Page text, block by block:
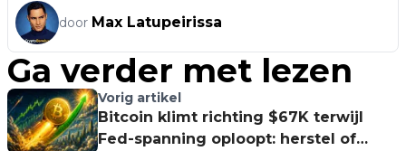
door Max Latupeirissa
Ga verder met lezen
Vorig artikel
Bitcoin klimt richting $67K terwijl
Fed-spanning oploopt: herstel of